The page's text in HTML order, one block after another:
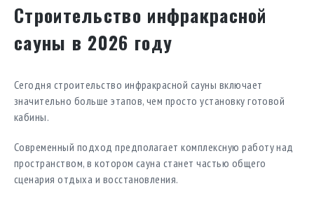
Строительство инфракрасной
сауны в 2026 году
Сегодня строительство инфракрасной сауны включает
значительно больше этапов, чем просто установку готовой
кабины.
Современный подход предполагает комплексную работу над
пространством, в котором сауна станет частью общего
сценария отдыха и восстановления.